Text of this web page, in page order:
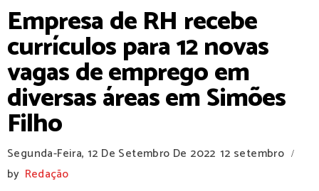
Empresa de RH recebe
currículos para 12 novas
vagas de emprego em
diversas áreas em Simões
Filho
Segunda-Feira, 12 De Setembro De 2022 12 setembro /
by Redação